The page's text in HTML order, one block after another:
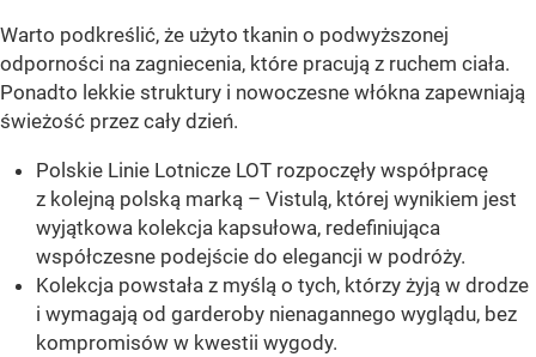
Warto podkreślić, że użyto tkanin o podwyższonej
odporności na zagniecenia, które pracują z ruchem ciała.
Ponadto lekkie struktury i nowoczesne włókna zapewniają
świeżość przez cały dzień.
Polskie Linie Lotnicze LOT rozpoczęły współpracę
z kolejną polską marką – Vistulą, której wynikiem jest
wyjątkowa kolekcja kapsułowa, redefiniująca
współczesne podejście do elegancji w podróży.
Kolekcja powstała z myślą o tych, którzy żyją w drodze
i wymagają od garderoby nienagannego wyglądu, bez
kompromisów w kwestii wygody.